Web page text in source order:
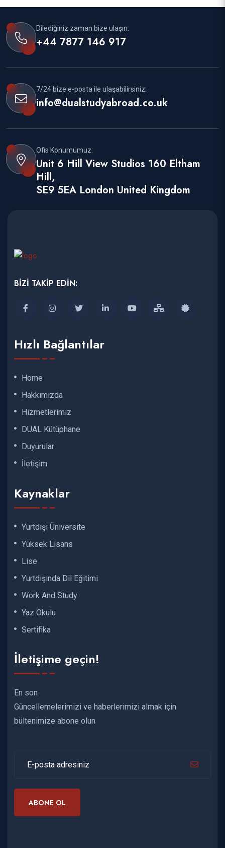
Dilediğiniz zaman bize ulaşın:
+44 7877 146 917
7/24 bize e-posta ile ulaşabilirsiniz:
info@dualstudyabroad.co.uk
Ofis Konumumuz:
Unit 6 Hill View Studios 160 Eltham
Hill,
SE9 5EA London United Kingdom
BİZİ TAKİP EDİN:
Hızlı Bağlantılar
Home
Hakkımızda
Hizmetlerimiz
DUAL Kütüphane
Duyurular
İletişim
Kaynaklar
Yurtdışı Üniversite
Yüksek Lisans
Lise
Yurtdışında Dil Eğitimi
Work And Study
Yaz Okulu
Sertifika
İletişime geçin!
En son
Güncellemelerimizi ve haberlerimizi almak için
bültenimize abone olun
ABONE OL